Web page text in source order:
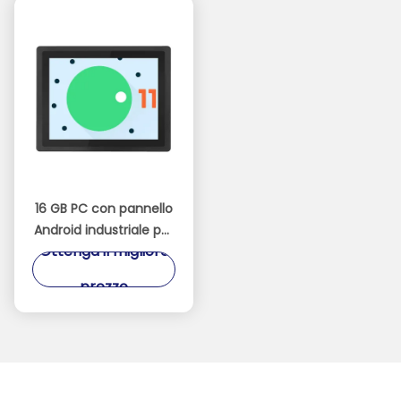
16 GB PC con pannello
Android industriale per
le operazioni in
Ottenga il migliore
prezzo